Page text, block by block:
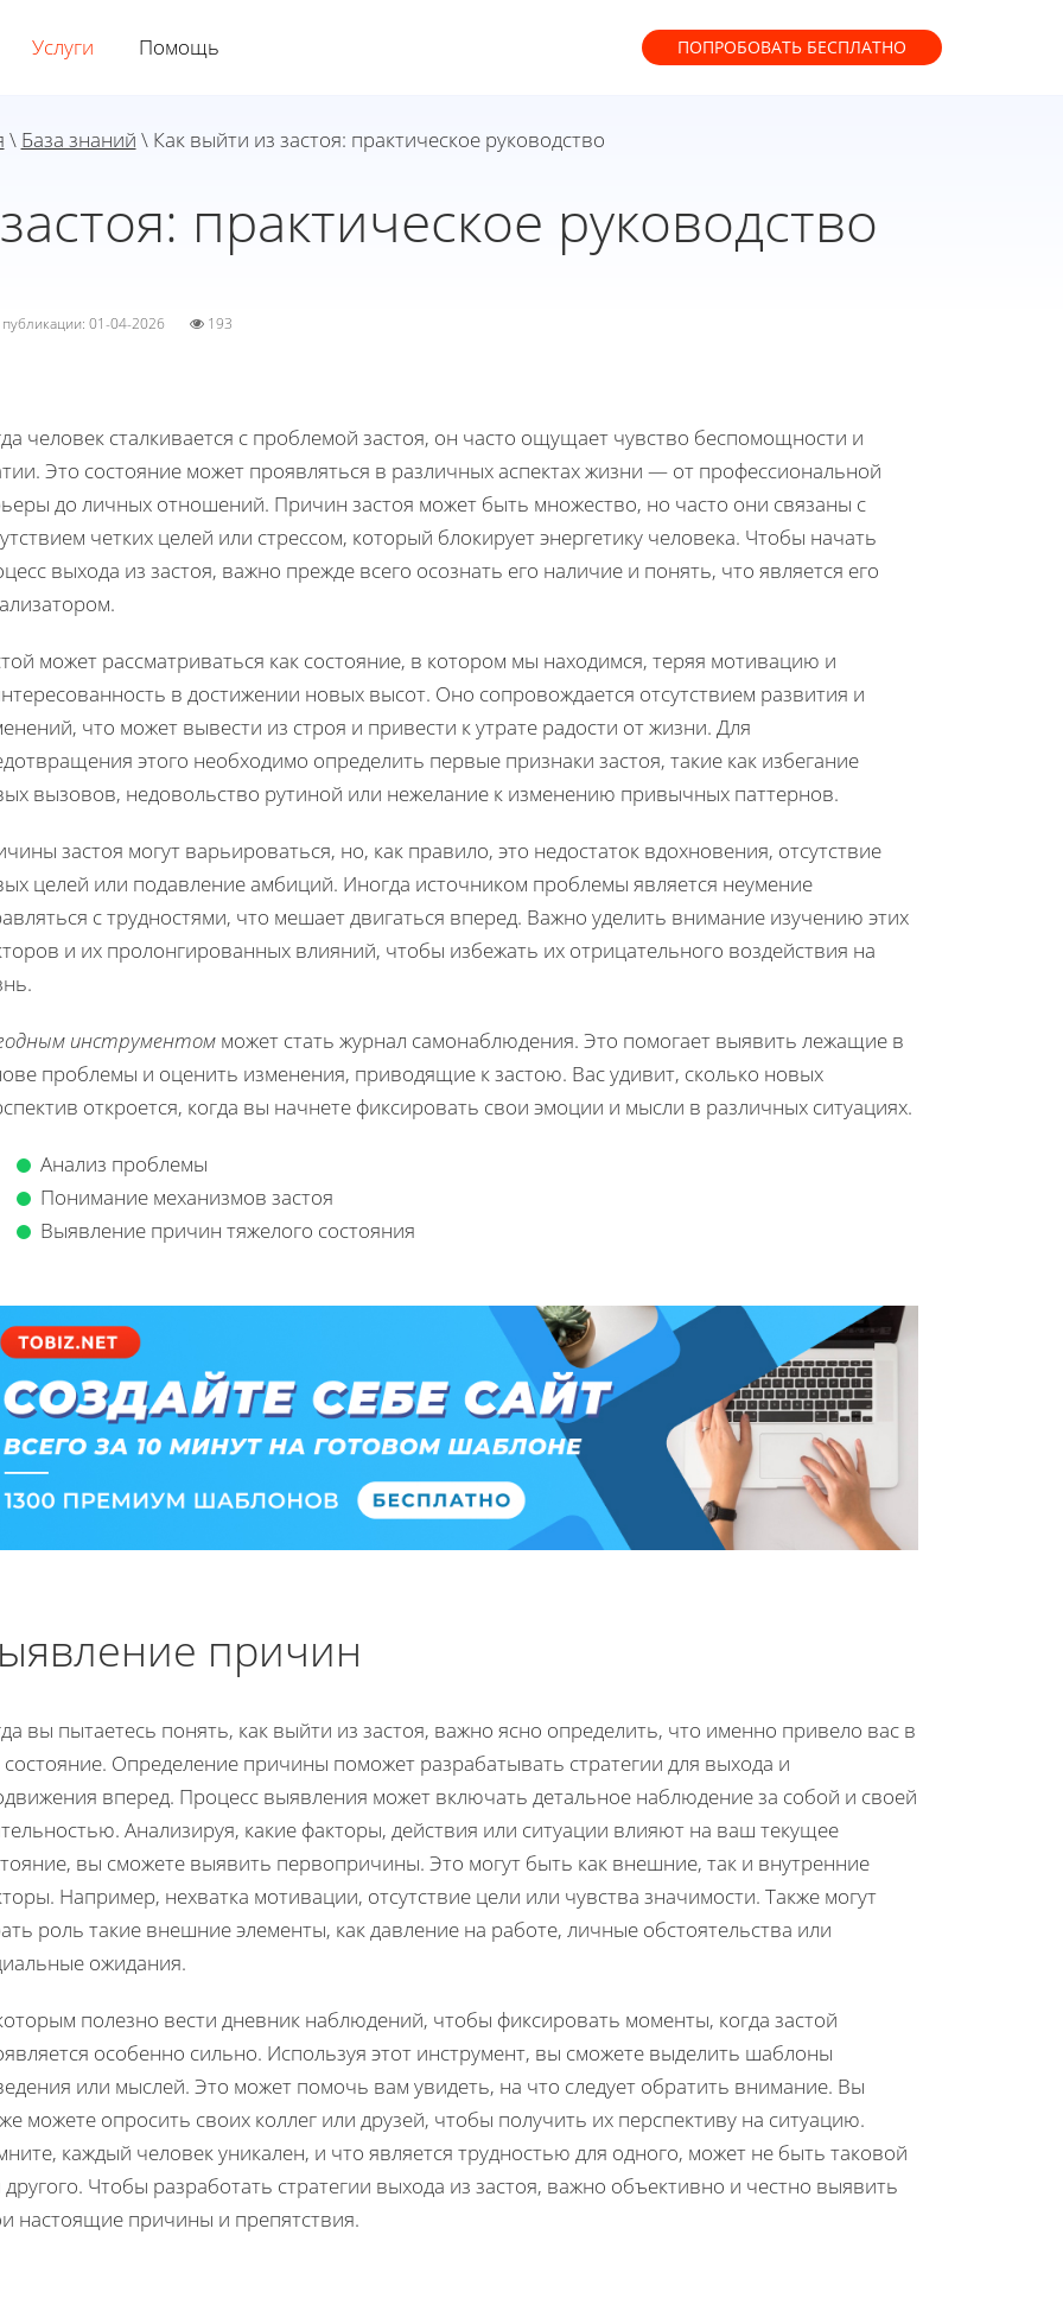
Услуги Помощь ПОПРОБОВАТЬ БЕСПЛАТНО
\ База знаний \ Как выйти из застоя: практическое руководство
практическое руководство
публикации: 01-04-2026 193
человек сталкивается с проблемой застоя, он часто ощущает чувство беспомощности и
Это состояние может проявляться в различных аспектах жизни — от профессиональной
до личных отношений. Причин застоя может быть множество, но часто они связаны с
четких целей или стрессом, который блокирует энергетику человека. Чтобы начать
выхода из застоя, важно прежде всего осознать его наличие и понять, что является его
может рассматриваться как состояние, в котором мы находимся, теряя мотивацию и
в достижении новых высот. Оно сопровождается отсутствием развития и
что может вывести из строя и привести к утрате радости от жизни. Для
этого необходимо определить первые признаки застоя, такие как избегание
вызовов, недовольство рутиной или нежелание к изменению привычных паттернов.
застоя могут варьироваться, но, как правило, это недостаток вдохновения, отсутствие
целей или подавление амбиций. Иногда источником проблемы является неумение
с трудностями, что мешает двигаться вперед. Важно уделить внимание изучению этих
и их пролонгированных влияний, чтобы избежать их отрицательного воздействия на
инструментом может стать журнал самонаблюдения. Это помогает выявить лежащие в
проблемы и оценить изменения, приводящие к застою. Вас удивит, сколько новых
откроется, когда вы начнете фиксировать свои эмоции и мысли в различных ситуациях.
Анализ проблемы
Понимание механизмов застоя
Выявление причин тяжелого состояния
причин
вы пытаетесь понять, как выйти из застоя, важно ясно определить, что именно привело вас в
состояние. Определение причины поможет разрабатывать стратегии для выхода и
вперед. Процесс выявления может включать детальное наблюдение за собой и своей
Анализируя, какие факторы, действия или ситуации влияют на ваш текущее
вы сможете выявить первопричины. Это могут быть как внешние, так и внутренние
Например, нехватка мотивации, отсутствие цели или чувства значимости. Также могут
роль такие внешние элементы, как давление на работе, личные обстоятельства или
ожидания.
полезно вести дневник наблюдений, чтобы фиксировать моменты, когда застой
особенно сильно. Используя этот инструмент, вы сможете выделить шаблоны
или мыслей. Это может помочь вам увидеть, на что следует обратить внимание. Вы
можете опросить своих коллег или друзей, чтобы получить их перспективу на ситуацию.
каждый человек уникален, и что является трудностью для одного, может не быть таковой
другого. Чтобы разработать стратегии выхода из застоя, важно объективно и честно выявить
настоящие причины и препятствия.